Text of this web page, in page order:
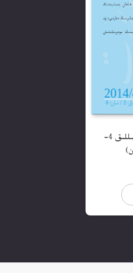
ئانا يۇرت ژۇرنىلى (2014-يىللىق 4-